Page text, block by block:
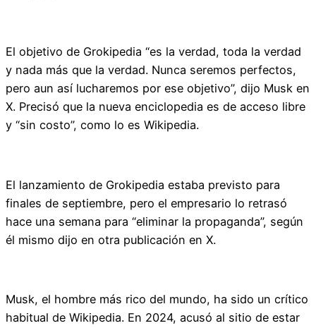
El objetivo de Grokipedia “es la verdad, toda la verdad
y nada más que la verdad. Nunca seremos perfectos,
pero aun así lucharemos por ese objetivo”, dijo Musk en
X. Precisó que la nueva enciclopedia es de acceso libre
y “sin costo”, como lo es Wikipedia.
El lanzamiento de Grokipedia estaba previsto para
finales de septiembre, pero el empresario lo retrasó
hace una semana para “eliminar la propaganda”, según
él mismo dijo en otra publicación en X.
Musk, el hombre más rico del mundo, ha sido un crítico
habitual de Wikipedia. En 2024, acusó al sitio de estar